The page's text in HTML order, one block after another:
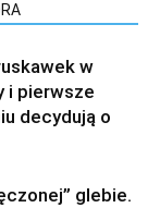
w
i pierwsze
decydują o
glebie.